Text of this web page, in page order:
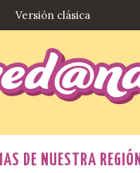
Versión clásica
DE NUESTRA REGIÓN